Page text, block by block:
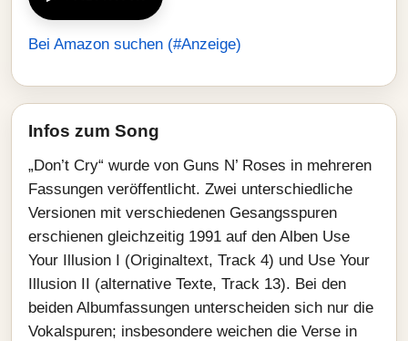
Bei Amazon suchen (#Anzeige)
Infos zum Song
„Don’t Cry“ wurde von Guns N’ Roses in mehreren
Fassungen veröffentlicht. Zwei unterschiedliche
Versionen mit verschiedenen Gesangsspuren
erschienen gleichzeitig 1991 auf den Alben Use
Your Illusion I (Originaltext, Track 4) und Use Your
Illusion II (alternative Texte, Track 13). Bei den
beiden Albumfassungen unterscheiden sich nur die
Vokalspuren; insbesondere weichen die Verse in